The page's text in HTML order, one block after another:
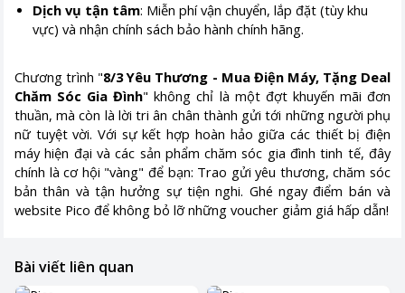
Dịch vụ tận tâm: Miễn phí vận chuyển, lắp đặt (tùy khu
vực) và nhận chính sách bảo hành chính hãng.
Chương trình "8/3 Yêu Thương - Mua Điện Máy, Tặng Deal
Chăm Sóc Gia Đình" không chỉ là một đợt khuyến mãi đơn
thuần, mà còn là lời tri ân chân thành gửi tới những người phụ
nữ tuyệt vời. Với sự kết hợp hoàn hảo giữa các thiết bị điện
máy hiện đại và các sản phẩm chăm sóc gia đình tinh tế, đây
chính là cơ hội "vàng" để bạn: Trao gửi yêu thương, chăm sóc
bản thân và tận hưởng sự tiện nghi. Ghé ngay điểm bán và
website Pico để không bỏ lỡ những voucher giảm giá hấp dẫn!
Bài viết liên quan